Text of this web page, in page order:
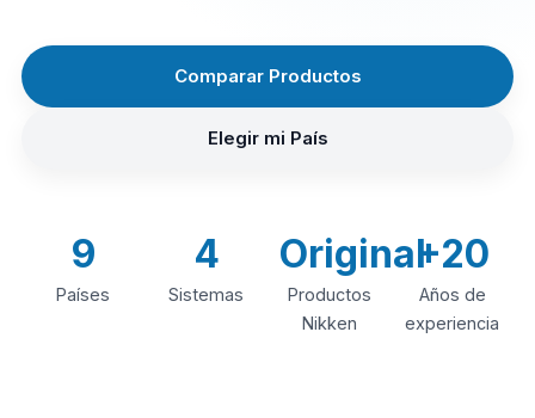
Comparar Productos
Elegir mi País
9
Países
4
Sistemas
Original
Productos
Nikken
+20
Años de
experiencia